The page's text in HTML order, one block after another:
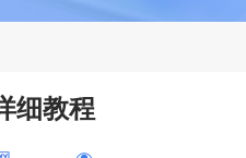
细教程